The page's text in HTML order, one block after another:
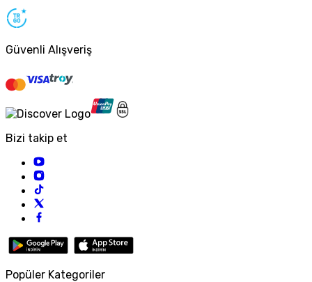
Güvenli Alışveriş
Bizi takip et
Popüler Kategoriler